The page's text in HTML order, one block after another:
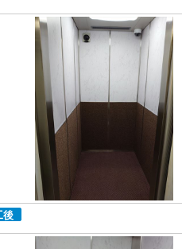
後